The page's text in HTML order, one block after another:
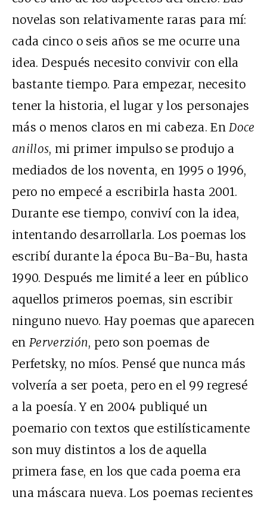
novelas son relativamente raras para mí:
cada cinco o seis años se me ocurre una
idea. Después necesito convivir con ella
bastante tiempo. Para empezar, necesito
tener la historia, el lugar y los personajes
más o menos claros en mi cabeza. En Doce
anillos, mi primer impulso se produjo a
mediados de los noventa, en 1995 o 1996,
pero no empecé a escribirla hasta 2001.
Durante ese tiempo, conviví con la idea,
intentando desarrollarla. Los poemas los
escribí durante la época Bu-Ba-Bu, hasta
1990. Después me limité a leer en público
aquellos primeros poemas, sin escribir
ninguno nuevo. Hay poemas que aparecen
en Perverzión, pero son poemas de
Perfetsky, no míos. Pensé que nunca más
volvería a ser poeta, pero en el 99 regresé
a la poesía. Y en 2004 publiqué un
poemario con textos que estilísticamente
son muy distintos a los de aquella
primera fase, en los que cada poema era
una máscara nueva. Los poemas recientes